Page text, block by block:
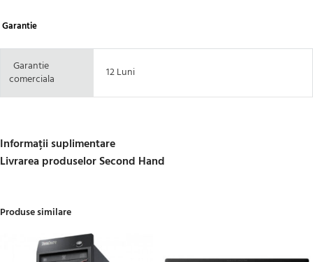
Garantie
Garantie
comerciala
12 Luni
Informații suplimentare
Livrarea produselor Second Hand
Produse similare